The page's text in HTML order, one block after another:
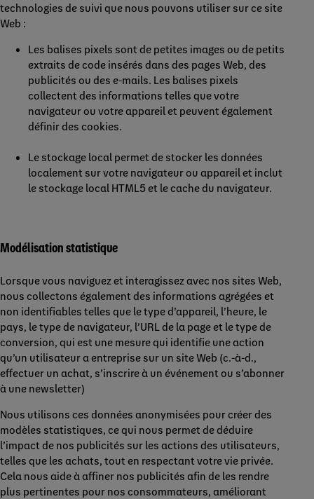
technologies de suivi que nous pouvons utiliser sur ce site
Web :
Les balises pixels sont de petites images ou de petits
extraits de code insérés dans des pages Web, des
publicités ou des e-mails. Les balises pixels
collectent des informations telles que votre
navigateur ou votre appareil et peuvent également
définir des cookies.
Le stockage local permet de stocker les données
localement sur votre navigateur ou appareil et inclut
le stockage local HTML5 et le cache du navigateur.
Modélisation statistique
Lorsque vous naviguez et interagissez avec nos sites Web,
nous collectons également des informations agrégées et
non identifiables telles que le type d’appareil, l’heure, le
pays, le type de navigateur, l’URL de la page et le type de
conversion, qui est une mesure qui identifie une action
qu’un utilisateur a entreprise sur un site Web (c.-à-d.,
effectuer un achat, s’inscrire à un événement ou s’abonner
à une newsletter)
Nous utilisons ces données anonymisées pour créer des
modèles statistiques, ce qui nous permet de déduire
l’impact de nos publicités sur les actions des utilisateurs,
telles que les achats, tout en respectant votre vie privée.
Cela nous aide à affiner nos publicités afin de les rendre
plus pertinentes pour nos consommateurs, améliorant